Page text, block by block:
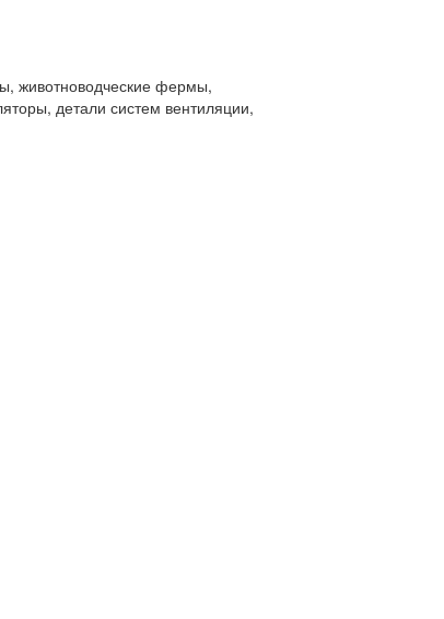
животноводческие фермы,
детали систем вентиляции,